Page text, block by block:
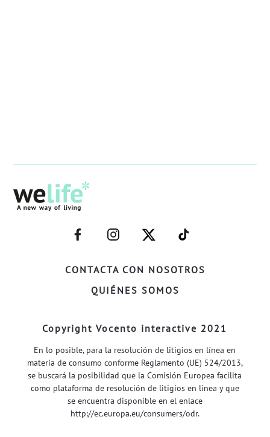
CONTACTA CON NOSOTROS
QUIÉNES SOMOS
–
FACEBOOK–
–
INSTAGRAM–
–
TWITTER–
–
WELIFE–
Copyright Vocento interactive 2021
En lo posible, para la resolución de litigios en línea en
materia de consumo conforme Reglamento (UE) 524/2013,
se buscará la posibilidad que la Comisión Europea facilita
como plataforma de resolución de litigios en línea y que
se encuentra disponible en el enlace
http://ec.europa.eu/consumers/odr.